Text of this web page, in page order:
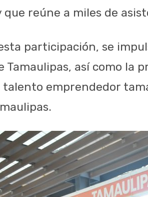
que reúne a miles de
participación, se
Tamaulipas, así como la
talento emprendedor